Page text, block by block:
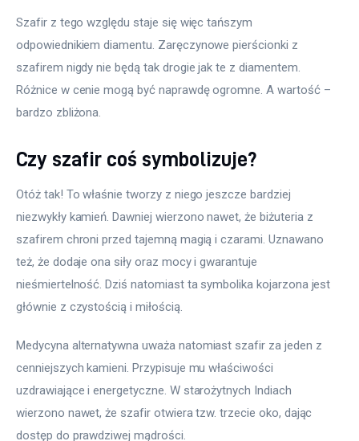
Szafir z tego względu staje się więc tańszym
odpowiednikiem diamentu. Zaręczynowe pierścionki z
szafirem nigdy nie będą tak drogie jak te z diamentem.
Różnice w cenie mogą być naprawdę ogromne. A wartość –
bardzo zbliżona.
Czy szafir coś symbolizuje?
Otóż tak! To właśnie tworzy z niego jeszcze bardziej
niezwykły kamień. Dawniej wierzono nawet, że biżuteria z
szafirem chroni przed tajemną magią i czarami. Uznawano
też, że dodaje ona siły oraz mocy i gwarantuje
nieśmiertelność. Dziś natomiast ta symbolika kojarzona jest
głównie z czystością i miłością.
Medycyna alternatywna uważa natomiast szafir za jeden z
cenniejszych kamieni. Przypisuje mu właściwości
uzdrawiające i energetyczne. W starożytnych Indiach
wierzono nawet, że szafir otwiera tzw. trzecie oko, dając
dostęp do prawdziwej mądrości.